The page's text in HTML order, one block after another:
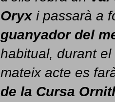
Oryx i passarà a
guanyador del
habitual, durant el
mateix acte es
de la Cursa